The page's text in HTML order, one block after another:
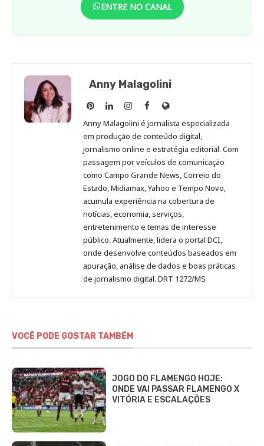
ENTRE NO CANAL
Anny Malagolini
Anny
Malagolini
no
Pinterest
Anny
Malagolini
no
LinkedIn
Anny
Malagolini
no
Instagram
Anny
Malagolini
no
Facebook
Site
de
Anny
Malagolini
Anny Malagolini é jornalista especializada
em produção de conteúdo digital,
jornalismo online e estratégia editorial. Com
passagem por veículos de comunicação
como Campo Grande News, Correio do
Estado, Midiamax, Yahoo e Tempo Novo,
acumula experiência na cobertura de
notícias, economia, serviços,
entretenimento e temas de interesse
público. Atualmente, lidera o portal DCI,
onde desenvolve conteúdos baseados em
apuração, análise de dados e boas práticas
de jornalismo digital. DRT 1272/MS
VOCÊ PODE GOSTAR TAMBÉM
JOGO DO FLAMENGO HOJE:
ONDE VAI PASSAR FLAMENGO X
VITÓRIA E ESCALAÇÕES